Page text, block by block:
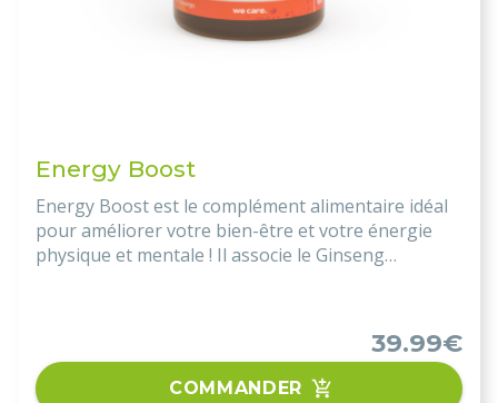
Energy Boost
Energy Boost est le complément alimentaire idéal
pour améliorer votre bien-être et votre énergie
physique et mentale ! Il associe le Ginseng
39.99€
COMMANDER